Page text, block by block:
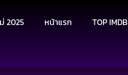
2025 หน้าแรก TOP IMDB